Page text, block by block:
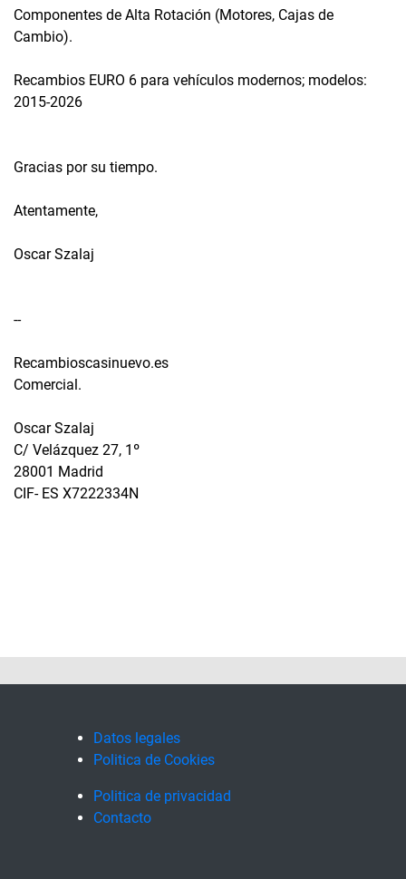
Componentes de Alta Rotación (Motores, Cajas de
Cambio).
Recambios EURO 6 para vehículos modernos; modelos:
2015-2026
Gracias por su tiempo.
Atentamente,
Oscar Szalaj
--
Recambioscasinuevo.es
Comercial.
Oscar Szalaj
C/ Velázquez 27, 1º
28001 Madrid
CIF- ES X7222334N
Datos legales
Politica de Cookies
Politica de privacidad
Contacto